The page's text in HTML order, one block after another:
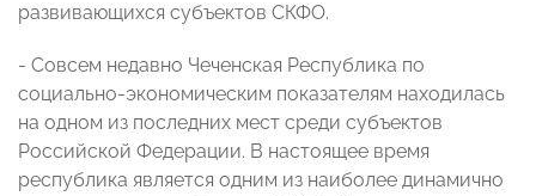
развивающихся субъектов СКФО.
- Совсем недавно Чеченская Республика по
социально-экономическим показателям находилась
на одном из последних мест среди субъектов
Российской Федерации. В настоящее время
республика является одним из наиболее динамично